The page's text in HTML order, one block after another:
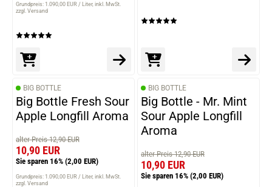
Grundpreis: 1.090,00 EUR / Liter inkl. MwSt.
zzgl. Versand
BIG BOTTLE
Big Bottle Fresh Sour
Apple Longfill Aroma
alter Preis 12,90 EUR
10,90 EUR
Sie sparen 16% (2,00 EUR)
Grundpreis: 1.090,00 EUR / Liter inkl. MwSt.
zzgl. Versand
BIG BOTTLE
Big Bottle - Mr. Mint
Sour Apple Longfill
Aroma
alter Preis 12,90 EUR
10,90 EUR
Sie sparen 16% (2,00 EUR)